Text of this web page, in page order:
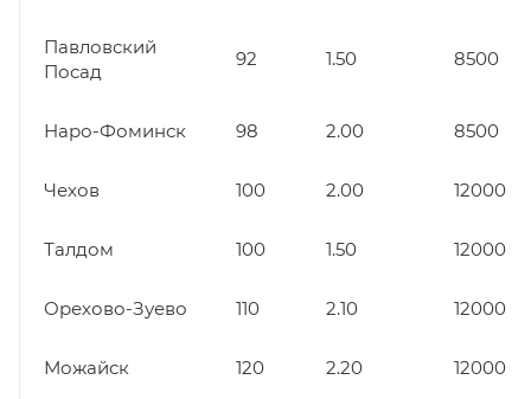
Павловский
Посад
92 1.50 8500
Наро-Фоминск 98 2.00 8500
Чехов 100 2.00 12000
Талдом 100 1.50 12000
Орехово-Зуево 110 2.10 12000
Можайск 120 2.20 12000